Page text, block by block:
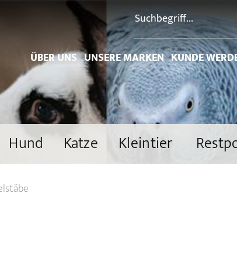
ÜBER UNS UNSERE MARKEN KUNDE
Hund Katze Kleintier